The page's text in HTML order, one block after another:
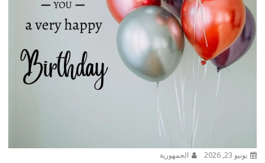
يونيو 23, 2026 الجمهورية